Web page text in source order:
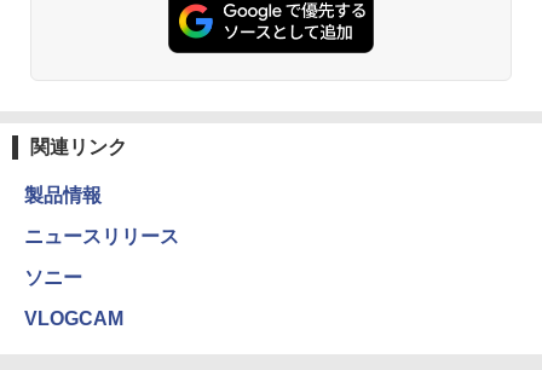
関連リンク
製品情報
ニュースリリース
ソニー
VLOGCAM